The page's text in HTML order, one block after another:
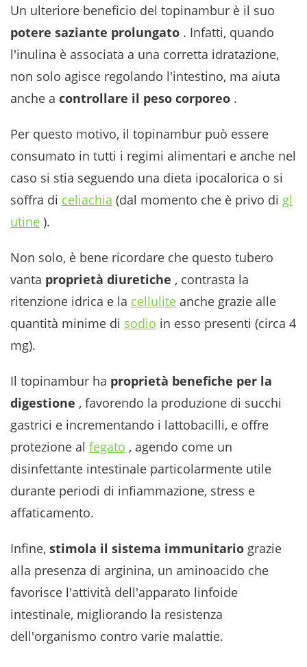
Un ulteriore beneficio del topinambur è il suo
potere saziante prolungato . Infatti, quando
l'inulina è associata a una corretta idratazione,
non solo agisce regolando l'intestino, ma aiuta
anche a controllare il peso corporeo .
Per questo motivo, il topinambur può essere
consumato in tutti i regimi alimentari e anche nel
caso si stia seguendo una dieta ipocalorica o si
soffra di celiachia (dal momento che è privo di gl
utine ).
Non solo, è bene ricordare che questo tubero
vanta proprietà diuretiche , contrasta la
ritenzione idrica e la cellulite anche grazie alle
quantità minime di sodio in esso presenti (circa 4
mg).
Il topinambur ha proprietà benefiche per la
digestione , favorendo la produzione di succhi
gastrici e incrementando i lattobacilli, e offre
protezione al fegato , agendo come un
disinfettante intestinale particolarmente utile
durante periodi di infiammazione, stress e
affaticamento.
Infine, stimola il sistema immunitario grazie
alla presenza di arginina, un aminoacido che
favorisce l'attività dell'apparato linfoide
intestinale, migliorando la resistenza
dell'organismo contro varie malattie.